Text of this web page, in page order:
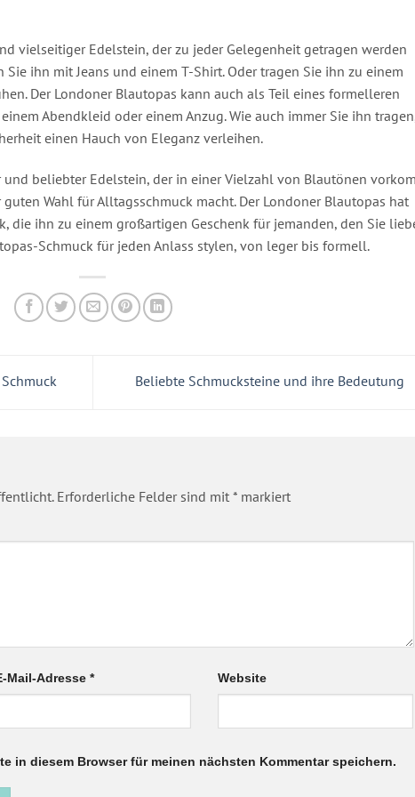
vielseitiger Edelstein, der zu jeder Gelegenheit getragen werden
ihn mit Jeans und einem T-Shirt. Oder tragen Sie ihn zu einem
Der Londoner Blautopas kann auch als Teil eines formelleren
Abendkleid oder einem Anzug. Wie auch immer Sie ihn
einen Hauch von Eleganz verleihen.
beliebter Edelstein, der in einer Vielzahl von Blautönen
Wahl für Alltagsschmuck macht. Der Londoner Blautopas hat
die ihn zu einem großartigen Geschenk für jemanden, den Sie
Schmuck für jeden Anlass stylen, von leger bis formell.
Beliebte Schmucksteine und ihre Bedeutung
Erforderliche Felder sind mit * markiert
Mail-Adresse * Website
in diesem Browser für meinen nächsten Kommentar speichern.